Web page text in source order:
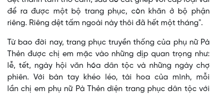
để ra được một bộ trang phục, còn khăn ở bộ phận
riêng. Riêng dệt tấm ngoài này thôi đã hết một tháng".
Từ bao đời nay, trang phục truyền thống của phụ nữ Pà
Thẻn được chị em mặc vào những dịp quan trọng như:
lễ, tết, ngày hội văn hóa dân tộc và những ngày chợ
phiên. Với bàn tay khéo léo, tài hoa của mình, mỗi
lần chị em phụ nữ Pà Thẻn diện trang phục dân tộc với